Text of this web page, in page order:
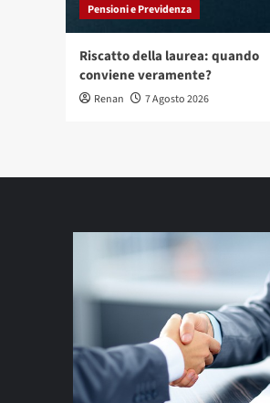
Pensioni e Previdenza
Riscatto della laurea: quando
conviene veramente?
Renan 7 Agosto 2026